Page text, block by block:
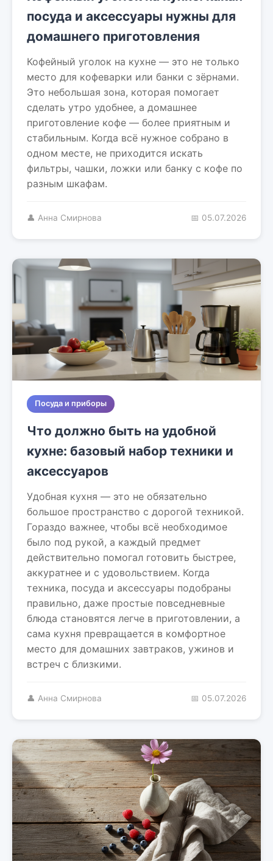
посуда и аксессуары нужны для
домашнего приготовления
Кофейный уголок на кухне — это не только
место для кофеварки или банки с зёрнами.
Это небольшая зона, которая помогает
сделать утро удобнее, а домашнее
приготовление кофе — более приятным и
стабильным. Когда всё нужное собрано в
одном месте, не приходится искать
фильтры, чашки, ложки или банку с кофе по
разным шкафам.
👤 Анна Смирнова 📅 05.07.2026
Посуда и приборы
Что должно быть на удобной
кухне: базовый набор техники и
аксессуаров
Удобная кухня — это не обязательно
большое пространство с дорогой техникой.
Гораздо важнее, чтобы всё необходимое
было под рукой, а каждый предмет
действительно помогал готовить быстрее,
аккуратнее и с удовольствием. Когда
техника, посуда и аксессуары подобраны
правильно, даже простые повседневные
блюда становятся легче в приготовлении, а
сама кухня превращается в комфортное
место для домашних завтраков, ужинов и
встреч с близкими.
👤 Анна Смирнова 📅 05.07.2026